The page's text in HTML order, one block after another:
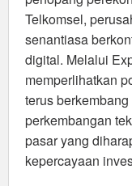
Telkomsel,
senantiasa
digital. Melalui
memperlihatkan
terus
perkembangan
pasar yang
kepercayaan